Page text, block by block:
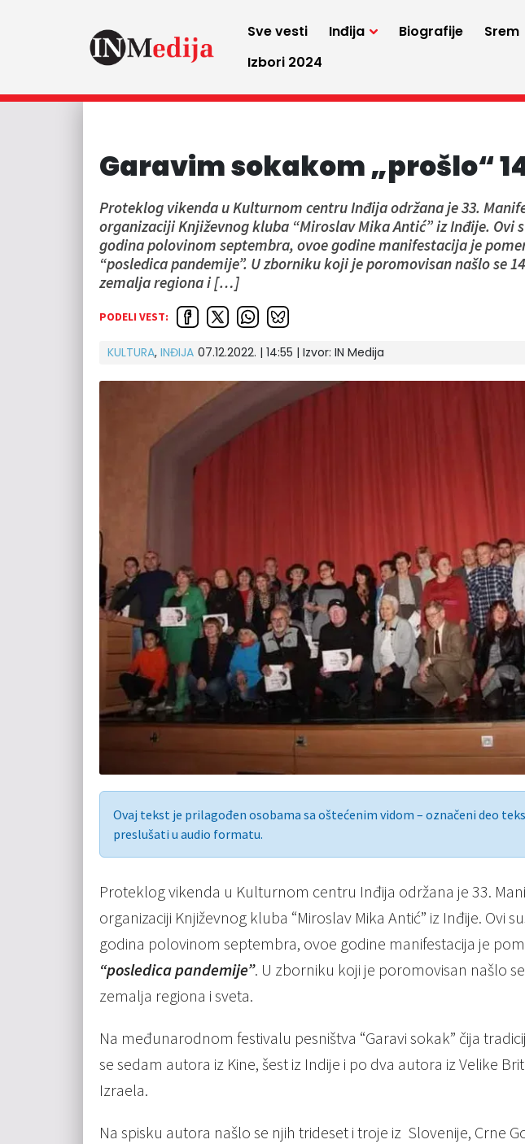
Sve vesti Inđija Biografije Srem
Izbori 2024
Garavim sokakom „prošlo“
Proteklog vikenda u Kulturnom centru Inđija održana je 33.
organizaciji Književnog kluba “Miroslav Mika Antić” iz Inđije. Ovi
godina polovinom septembra, ovoe godine manifestacija je
“posledica pandemije”. U zborniku koji je poromovisan našlo se
zemalja regiona i […]
PODELI VEST:
KULTURA, INĐIJA 07.12.2022. | 14:55 | Izvor: IN Medija
Ovaj tekst je prilagođen osobama sa oštećenim vidom – označeni deo
preslušati u audio formatu.
Proteklog vikenda u Kulturnom centru Inđija održana je 33.
organizaciji Književnog kluba “Miroslav Mika Antić” iz Inđije. Ovi
godina polovinom septembra, ovoe godine manifestacija je
“posledica pandemije”. U zborniku koji je poromovisan našlo
zemalja regiona i sveta.
Na međunarodnom festivalu pesništva “Garavi sokak” čija
se sedam autora iz Kine, šest iz Indije i po dva autora iz Velike
Izraela.
Na spisku autora našlo se njih trideset i troje iz Slovenije, Crne